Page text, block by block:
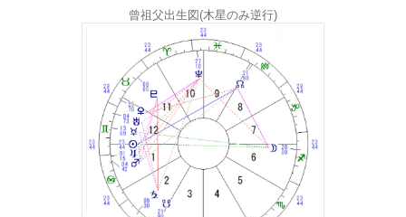
曾祖父出生図(木星のみ逆行)